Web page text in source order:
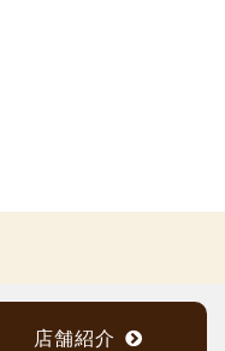
店舗紹介